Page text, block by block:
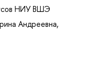
НИУ ВШЭ
Андреевна,